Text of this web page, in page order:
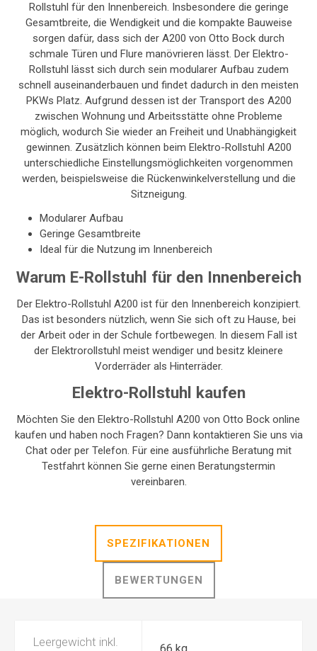
Rollstuhl für den Innenbereich. Insbesondere die geringe
Gesamtbreite, die Wendigkeit und die kompakte Bauweise
sorgen dafür, dass sich der A200 von Otto Bock durch
schmale Türen und Flure manövrieren lässt. Der Elektro-
Rollstuhl lässt sich durch sein modularer Aufbau zudem
schnell auseinanderbauen und findet dadurch in den meisten
PKWs Platz. Aufgrund dessen ist der Transport des A200
zwischen Wohnung und Arbeitsstätte ohne Probleme
möglich, wodurch Sie wieder an Freiheit und Unabhängigkeit
gewinnen. Zusätzlich können beim Elektro-Rollstuhl A200
unterschiedliche Einstellungsmöglichkeiten vorgenommen
werden, beispielsweise die Rückenwinkelverstellung und die
Sitzneigung.
Modularer Aufbau
Geringe Gesamtbreite
Ideal für die Nutzung im Innenbereich
Warum E-Rollstuhl für den Innenbereich
Der Elektro-Rollstuhl A200 ist für den Innenbereich konzipiert.
Das ist besonders nützlich, wenn Sie sich oft zu Hause, bei
der Arbeit oder in der Schule fortbewegen. In diesem Fall ist
der Elektrorollstuhl meist wendiger und besitz kleinere
Vorderräder als Hinterräder.
Elektro-Rollstuhl kaufen
Möchten Sie den Elektro-Rollstuhl A200 von Otto Bock online
kaufen und haben noch Fragen? Dann kontaktieren Sie uns via
Chat oder per Telefon. Für eine ausführliche Beratung mit
Testfahrt können Sie gerne einen Beratungstermin
vereinbaren.
SPEZIFIKATIONEN
BEWERTUNGEN
Leergewicht inkl.